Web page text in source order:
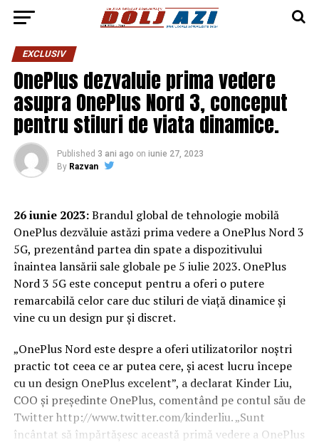
EXCLUSIV
OnePlus dezvaluie prima vedere
asupra OnePlus Nord 3, conceput
pentru stiluri de viata dinamice.
Published 3 ani ago on iunie 27, 2023
By Razvan
26 iunie 2023:Brandul global de tehnologie mobilă
OnePlus dezvăluie astăzi prima vedere a OnePlus Nord 3
5G, prezentând partea din spate a dispozitivului
înaintea lansării sale globale pe 5 iulie 2023. OnePlus
Nord 3 5G este conceput pentru a oferi o putere
remarcabilă celor care duc stiluri de viață dinamice și
vine cu un design pur și discret.
„OnePlus Nord este despre a oferi utilizatorilor noștri
practic tot ceea ce ar putea cere, și acest lucru începe
cu un design OnePlus excelent”, a declarat Kinder Liu,
COO și președinte OnePlus, comentând pe contul său de
Twitter http://www.twitter.com/kinderliu. „Sunt
încântat să împărtășesc această primă vedere a OnePlus